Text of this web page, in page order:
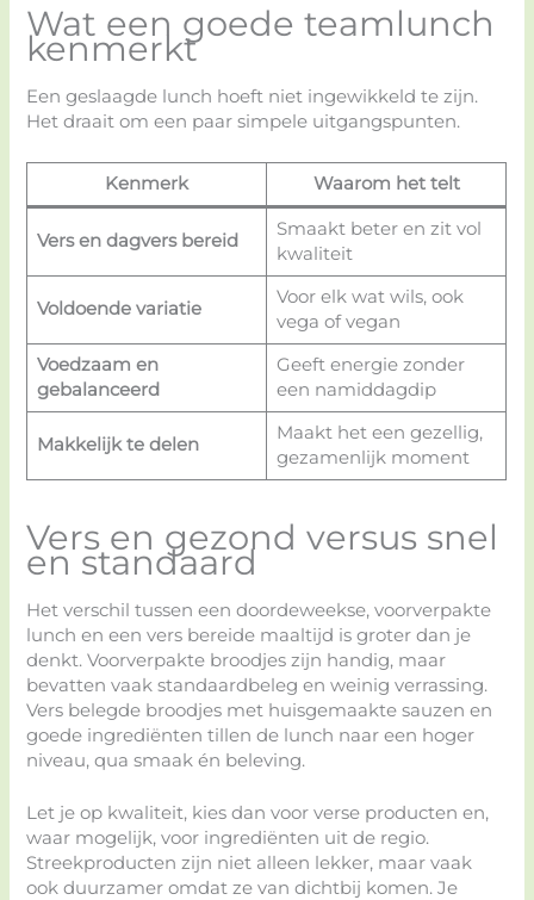
Wat een goede teamlunch
kenmerkt
Een geslaagde lunch hoeft niet ingewikkeld te zijn.
Het draait om een paar simpele uitgangspunten.
Kenmerk Waarom het telt
Vers en dagvers bereid
Smaakt beter en zit vol
kwaliteit
Voldoende variatie
Voor elk wat wils, ook
vega of vegan
Voedzaam en
gebalanceerd
Geeft energie zonder
een namiddagdip
Makkelijk te delen
Maakt het een gezellig,
gezamenlijk moment
Vers en gezond versus snel
en standaard
Het verschil tussen een doordeweekse, voorverpakte
lunch en een vers bereide maaltijd is groter dan je
denkt. Voorverpakte broodjes zijn handig, maar
bevatten vaak standaardbeleg en weinig verrassing.
Vers belegde broodjes met huisgemaakte sauzen en
goede ingrediënten tillen de lunch naar een hoger
niveau, qua smaak én beleving.
Let je op kwaliteit, kies dan voor verse producten en,
waar mogelijk, voor ingrediënten uit de regio.
Streekproducten zijn niet alleen lekker, maar vaak
ook duurzamer omdat ze van dichtbij komen. Je